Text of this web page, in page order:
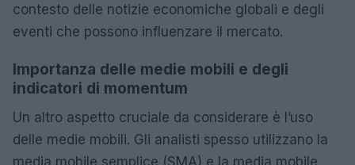
contesto delle notizie economiche globali e degli
eventi che possono influenzare il mercato.
Importanza delle medie mobili e degli
indicatori di momentum
Un altro aspetto cruciale da considerare è l’uso
delle medie mobili. Gli analisti spesso utilizzano la
media mobile semplice (SMA) e la media mobile